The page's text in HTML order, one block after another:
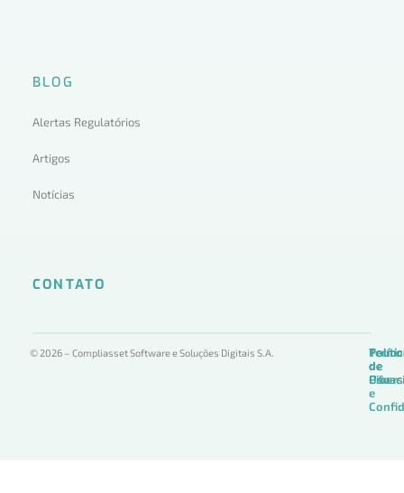
BLOG
Alertas Regulatórios
Artigos
Notícias
CONTATO
© 2026 – Compliasset Software e Soluções Digitais S.A.
de
Uso
de
de
e